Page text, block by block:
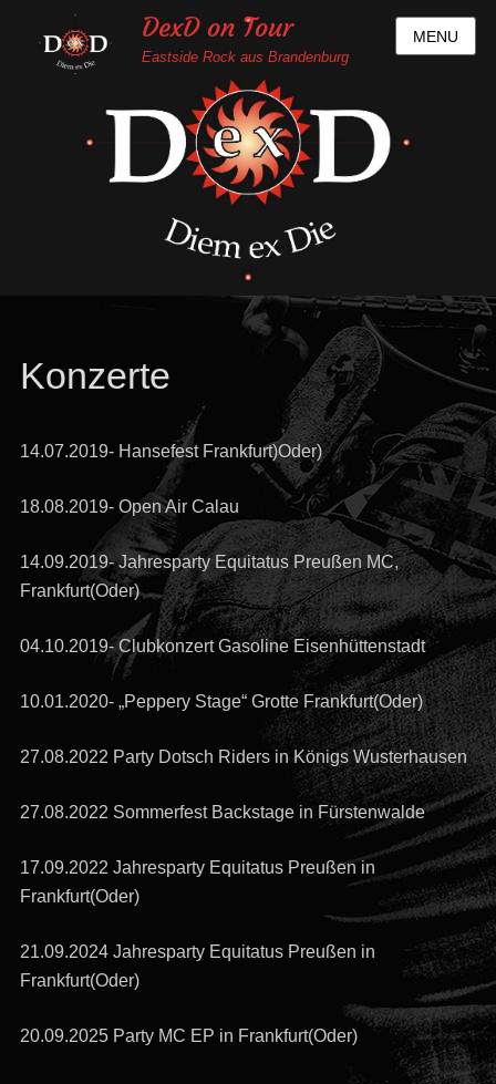
DexD on Tour
Eastside Rock aus Brandenburg
MENU
Konzerte
14.07.2019- Hansefest Frankfurt)Oder)
18.08.2019- Open Air Calau
14.09.2019- Jahresparty Equitatus Preußen MC,
Frankfurt(Oder)
04.10.2019- Clubkonzert Gasoline Eisenhüttenstadt
10.01.2020- „Peppery Stage“ Grotte Frankfurt(Oder)
27.08.2022 Party Dotsch Riders in Königs Wusterhausen
27.08.2022 Sommerfest Backstage in Fürstenwalde
17.09.2022 Jahresparty Equitatus Preußen in
Frankfurt(Oder)
21.09.2024 Jahresparty Equitatus Preußen in
Frankfurt(Oder)
20.09.2025 Party MC EP in Frankfurt(Oder)